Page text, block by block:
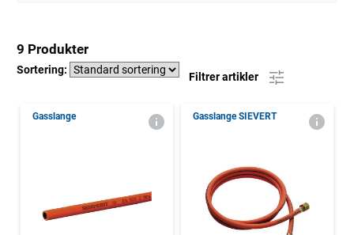
9 Produkter
Sortering:
Filtrer artikler
Gasslange Gasslange SIEVERT